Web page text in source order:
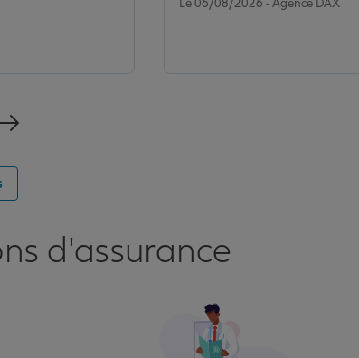
Le 06/08/2026 - Agence DAX
d'assurance